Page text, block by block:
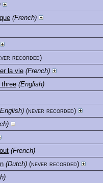
(French)
recorded)
la vie (French)
(English)
(never recorded)
(French)
(Dutch) (never recorded)